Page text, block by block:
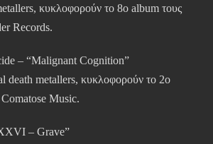
κυκλοφορούν το 8ο album τους
Records.
– “Malignant Cognition”
death metallers, κυκλοφορούν το 2ο
Music.
– Grave”